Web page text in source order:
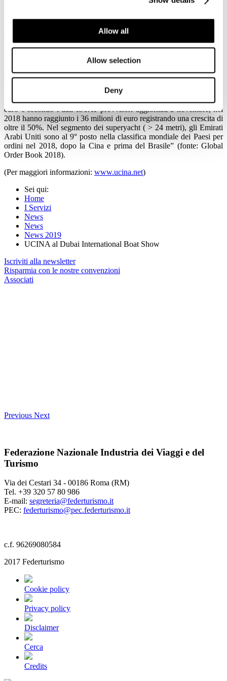
Allow all
Allow selection
Deny
Zucchini - Sealants And Adhesives, G.F.N. Marine Equipment,
Ingemar, Marinedi, Pmp, Luwury Wood Italy, Imet Wave Marine,
Creazioni Nautiche By Valeo.
Il mercato degli Emirati Arabi Uniti, è in continua crescita e il Dubai
promozione della nautica da diporto nell’area del Golfo,
caratterizzata per l’alto potere di acquisto” – ha detto Carla Demaria,
Presidente UCINA Confindustria Nautica – “Nel 2017, le
esportazioni di “imbarcazioni da diporto e sportive” dall’Italia agli
Emirati Arabi Uniti, hanno registrato un valore di circa 24 milioni di
euro e secondo i dati ISTAT provvisori aggiornati a novembre, nel
2018 hanno raggiunto i 36 milioni di euro registrando una crescita di
oltre il 50%. Nel segmento dei superyacht ( > 24 metri), gli Emirati
Arabi Uniti sono al 9° posto nella classifica mondiale dei Paesi per
ordini nel 2018, dopo la Cina e prima del Brasile” (fonte: Global
Order Book 2018).
(Per maggiori informazioni: www.ucina.net)
Sei qui:
Home
I Servizi
News
News
News 2019
UCINA al Dubai International Boat Show
Iscriviti alla newsletter
Risparmia con le nostre convenzioni
Associati
Previous Next
Federazione Nazionale Industria dei Viaggi e del
Turismo
Via dei Cestari 34 - 00186 Roma (RM)
Tel. +39 320 57 80 986
E-mail: segreteria@federturismo.it
PEC: federturismo@pec.federturismo.it
c.f. 96269080584
2017 Federturismo
Cookie policy
Privacy policy
Disclaimer
Cerca
Credits